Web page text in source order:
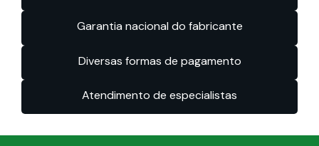
Garantia nacional do fabricante
Diversas formas de pagamento
Atendimento de especialistas